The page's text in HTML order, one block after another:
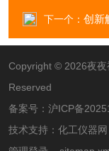
下一个： 创新
Copyright © 2026夜夜
Reserved
备案号： 沪ICP备
技术支持： 化工仪器网